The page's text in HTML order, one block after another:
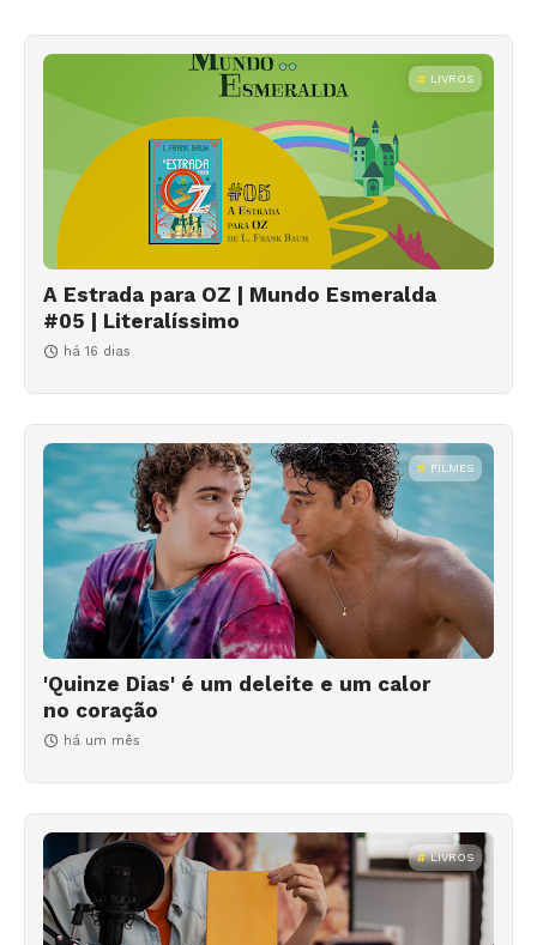
LIVROS
A Estrada para OZ | Mundo Esmeralda
#05 | Literalíssimo
há 16 dias
FILMES
'Quinze Dias' é um deleite e um calor
no coração
há um mês
LIVROS